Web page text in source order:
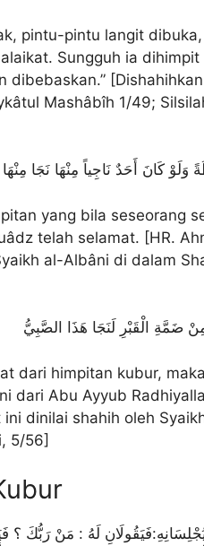
pintu-pintu langit
Sungguh ia
Mashâbîh 1/49;
yang bila seseorang
telah selamat. [HR.
al-Albâni di dalam
dari himpitan kubur,
dari Abu Ayyub
dinilai shahih oleh
5/56]
لَهُ : مَنْ رَبُّكَ ؟